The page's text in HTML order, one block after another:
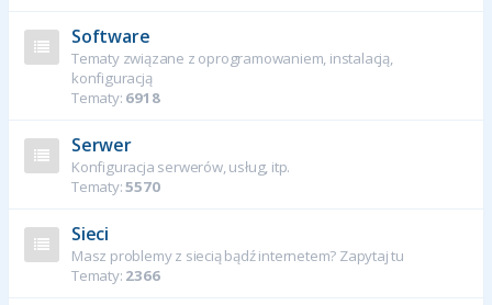
Software
Tematy związane z oprogramowaniem, instalacją,
konfiguracją
Tematy: 6918
Serwer
Konfiguracja serwerów, usług, itp.
Tematy:5570
Sieci
Masz problemy z siecią bądź internetem? Zapytaj tu
Tematy: 2366